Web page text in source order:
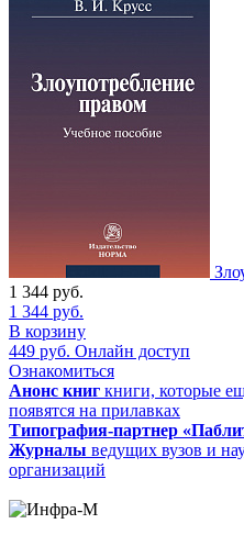
1 344 руб.
1 344 руб.
В корзину
449 руб. Онлайн доступ
Ознакомиться
Анонс книг книги, которые
появятся на прилавках
Типография-партнер
Журналы ведущих вузов и
организаций